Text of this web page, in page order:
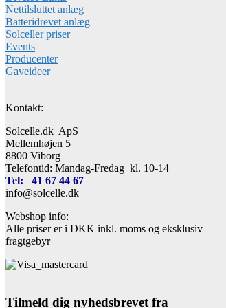
Nettilsluttet anlæg
Batteridrevet anlæg
Solceller priser
Events
Producenter
Gaveideer
Kontakt:
Solcelle.dk ApS
Mellemhøjen 5
8800 Viborg
Telefontid: Mandag-Fredag kl. 10-14
Tel: 41 67 44 67
info@solcelle.dk
Webshop info:
Alle priser er i DKK inkl. moms og eksklusiv
fragtgebyr
Tilmeld dig nyhedsbrevet fra